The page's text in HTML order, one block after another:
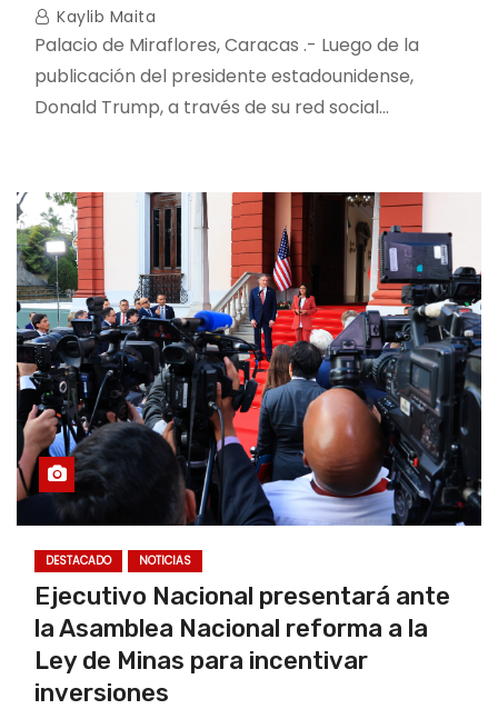
Kaylib Maita
Palacio de Miraflores, Caracas .- Luego de la
publicación del presidente estadounidense,
Donald Trump, a través de su red social…
DESTACADO NOTICIAS
Ejecutivo Nacional presentará ante
la Asamblea Nacional reforma a la
Ley de Minas para incentivar
inversiones